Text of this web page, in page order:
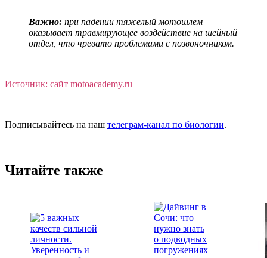
Важно: при падении тяжелый мотошлем
оказывает травмирующее воздействие на шейный
отдел, что чревато проблемами с позвоночником.
Источник: сайт motoacademy.ru
Подписывайтесь на наш телеграм-канал по биологии.
Читайте также